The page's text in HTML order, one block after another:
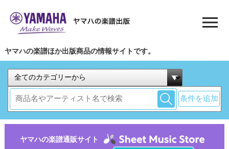
ヤマハの楽譜ほか出版商品の情報サイトです。
条件を追加
ヤマハの楽譜通販サイト